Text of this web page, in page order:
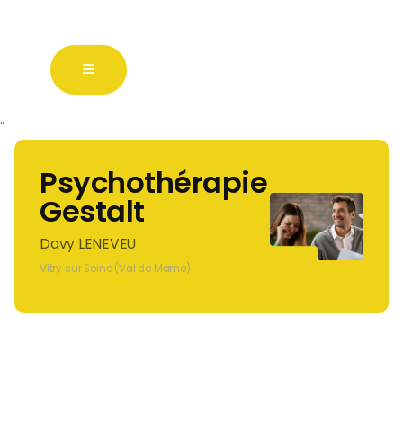
"
Psychothérapie
Gestalt
Davy LENEVEU
Vitry sur Seine (Val de Marne)